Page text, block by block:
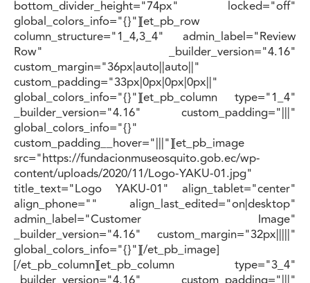
bottom_divider_height="74px" locked="off"
global_colors_info="{}"][et_pb_row
column_structure="1_4,3_4" admin_label="Review
Row" _builder_version="4.16"
custom_margin="36px|auto||auto||"
custom_padding="33px|0px|0px|0px||"
global_colors_info="{}"][et_pb_column type="1_4"
_builder_version="4.16" custom_padding="|||"
global_colors_info="{}"
custom_padding__hover="|||"][et_pb_image
src="https://fundacionmuseosquito.gob.ec/wp-
content/uploads/2020/11/Logo-YAKU-01.jpg"
title_text="Logo YAKU-01" align_tablet="center"
align_phone="" align_last_edited="on|desktop"
admin_label="Customer Image"
_builder_version="4.16" custom_margin="32px|||||"
global_colors_info="{}"][/et_pb_image]
[/et_pb_column][et_pb_column type="3_4"